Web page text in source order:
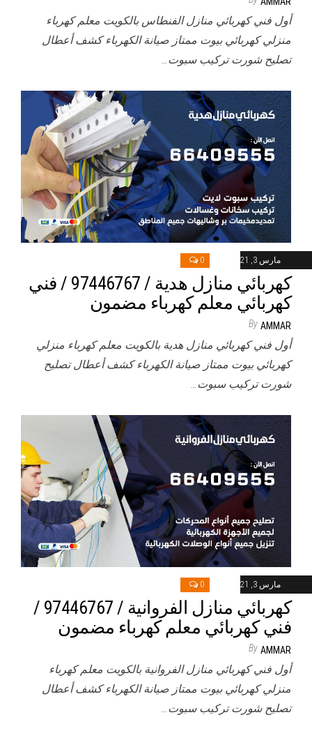
أول فني كهربائي منازل الفنطاس بالكويت معلم كهرباء
منزلي كهربائي بيوت ممتاز صيانة الكهرباء كشف أعطال
تصليح شورت تركيب سبوت…
مارس 3, 2021 0
كهربائي منازل هدية / 97446767 / فني
كهربائي معلم كهرباء مضمون
By AMMAR
أول فني كهربائي منازل هدية بالكويت معلم كهرباء منزلي
كهربائي بيوت ممتاز صيانة الكهرباء كشف أعطال تصليح
شورت تركيب سبوت…
مارس 3, 2021 0
كهربائي منازل الفروانية / 97446767 /
فني كهربائي معلم كهرباء مضمون
By AMMAR
أول فني كهربائي منازل الفروانية بالكويت معلم كهرباء
منزلي كهربائي بيوت ممتاز صيانة الكهرباء كشف أعطال
تصليح شورت تركيب سبوت…